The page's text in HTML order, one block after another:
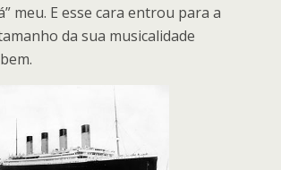
meu. E esse cara entrou para a
da sua musicalidade